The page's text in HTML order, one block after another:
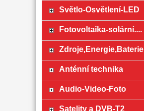
Světlo-Osvětlení-LED
Fotovoltaika-solární....
Zdroje,Energie,Baterie
Anténní technika
Audio-Video-Foto
Satelity a DVB-T2